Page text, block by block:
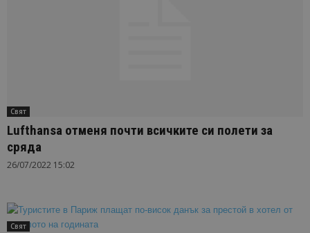
Свят
Lufthansa отменя почти всичките си полети за
сряда
26/07/2022 15:02
Свят